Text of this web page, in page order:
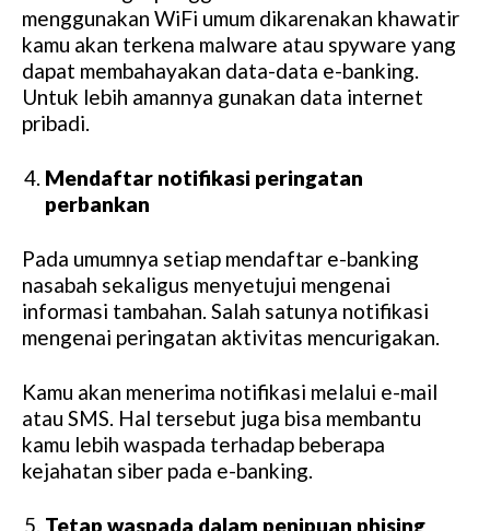
menggunakan WiFi umum dikarenakan khawatir
kamu akan terkena malware atau spyware yang
dapat membahayakan data-data e-banking.
Untuk lebih amannya gunakan data internet
pribadi.
Mendaftar notifikasi peringatan
perbankan
Pada umumnya setiap mendaftar e-banking
nasabah sekaligus menyetujui mengenai
informasi tambahan. Salah satunya notifikasi
mengenai peringatan aktivitas mencurigakan.
Kamu akan menerima notifikasi melalui e-mail
atau SMS. Hal tersebut juga bisa membantu
kamu lebih waspada terhadap beberapa
kejahatan siber pada e-banking.
Tetap waspada dalam penipuan phising